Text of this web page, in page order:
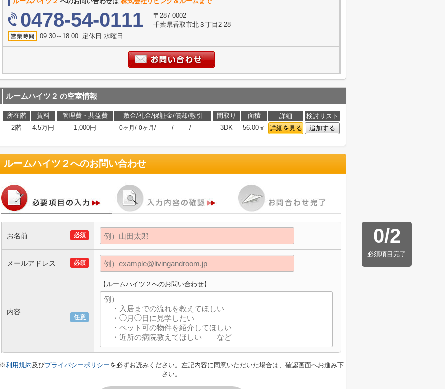
0478-54-0111
〒287-0002
千葉県香取市北３丁目2-28
09:30～18:00 定休日:水曜日
ルームハイツ２ の空室情報
所在階 賃料 管理費・共益費 敷金/礼金/保証金/償却/敷引 間取り 面積 詳細
検討リスト
2階
4.5万円 1,000円 0ヶ月 / 0ヶ月 / - / - / - 3DK 56.00㎡ 詳細を見る 追加する
ルームハイツ２へのお問い合わせ
0/2
必須項目完了
必須
お名前
必須
メールアドレス
任意
内容
【ルームハイツ２へのお問い合わせ】
※利用規約及びプライバシーポリシーを必ずお読みください。左記内容に同意いただいた場合は、確認画面へお進み下
さい。